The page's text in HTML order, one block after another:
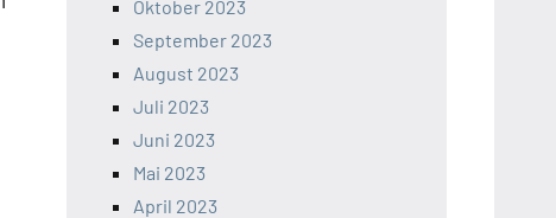
Oktober 2023
September 2023
August 2023
Juli 2023
Juni 2023
Mai 2023
April 2023